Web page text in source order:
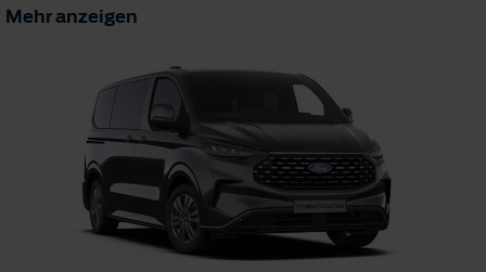
Mehr anzeigen